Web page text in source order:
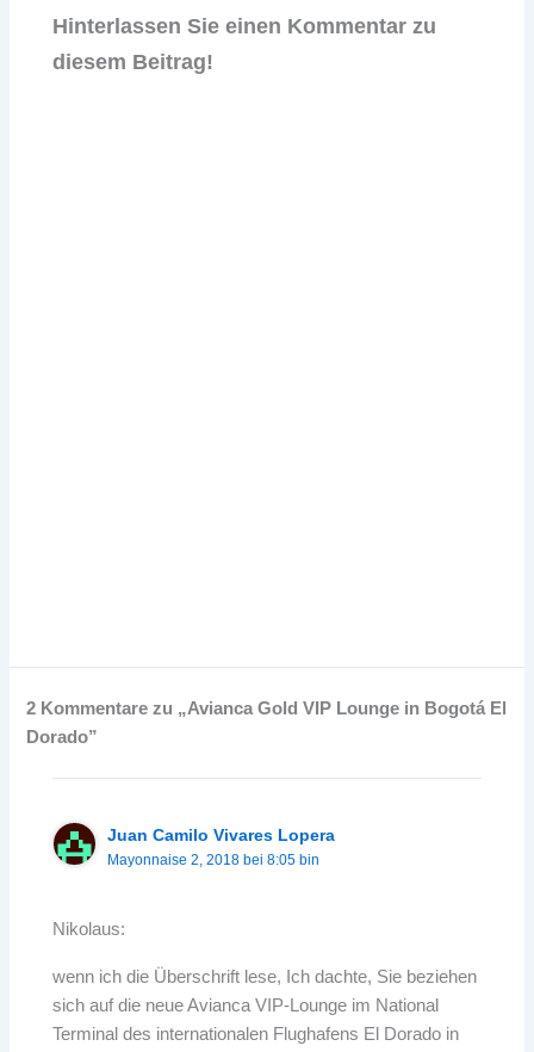
Hinterlassen Sie einen Kommentar zu
diesem Beitrag!
2 Kommentare zu „Avianca Gold VIP Lounge in Bogotá El
Dorado”
Juan Camilo Vivares Lopera
Mayonnaise 2, 2018 bei 8:05 bin
Nikolaus:
wenn ich die Überschrift lese, Ich dachte, Sie beziehen
sich auf die neue Avianca VIP-Lounge im National
Terminal des internationalen Flughafens El Dorado in